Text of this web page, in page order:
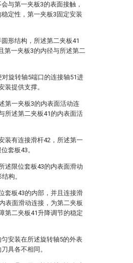
与第一夹板3的表面接触，
定性，第一夹板3固定安装
形结构，所述第二夹板41
第一夹板3的内径与所述第二
旋转轴5端口的连接轴51进
装提供支撑。
第一夹板3的内表面活动连
所述第二夹板41的内表面活
装有连接滑杆42，所述第一
套板43。
述限位套板43的内表面滑动
构。
套板43的内部，并且连接滑
表面滑动连接，为第二夹板
第二夹板41升降调节的稳定
安装在所述旋转轴5的外表
具各不相同。